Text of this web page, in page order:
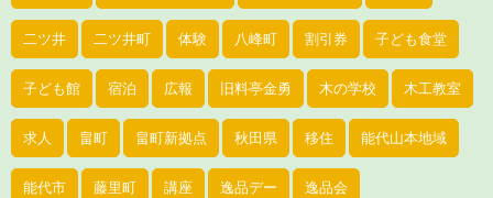
二ツ井 二ツ井町 体験 八峰町 割引券 子ども食堂
子ども館 宿泊 広報 旧料亭金勇 木の学校 木工教室
求人 畠町 畠町新拠点 秋田県 移住 能代山本地域
能代市 藤里町 講座 逸品デー 逸品会